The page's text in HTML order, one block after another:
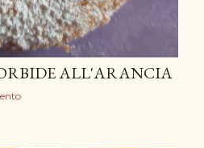
ALL'ARANCIA